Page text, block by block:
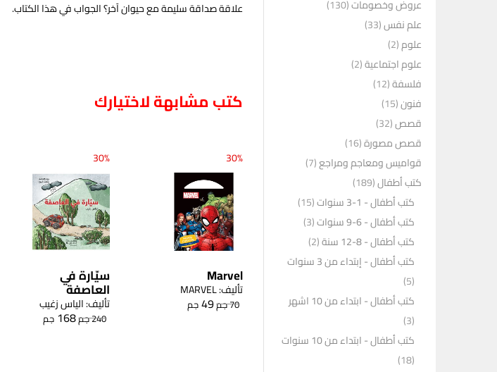
عروض وخصومات(130)
علم نفس(33)
علوم(2)
علوم اجتماعية(2)
فلسفة(12)
فنون(15)
قصص(32)
قصص مصورة(16)
قواميس ومعاجم ومراجع(7)
كتب أطفال(189)
كتب أطفال - 1-3 سنوات
(15)
كتب أطفال - 6-9 سنوات
(3)
كتب أطفال - 8-12 سنة
(2)
كتب أطفال - إبتداء من 3 سنوات
(5)
كتب أطفال - ابتداء من 10 اشهر
(3)
كتب أطفال - ابتداء من 10 سنوات
(18)
علاقة صداقة سليمة مع حيوان آخر؟ الجواب في هذا الكتاب.
كتب مشابهة لاختيارك
30%
Marvel
تأليف: MARVEL
70جم49جم
30%
سيّارة في
العاصفة
تأليف: الياس زغيب
240جم168 جم